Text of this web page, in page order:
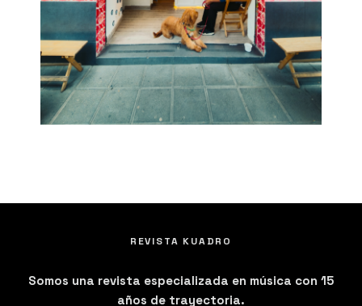
REVISTA KUADRO
Somos una revista especializada en música con 15
años de trayectoria.